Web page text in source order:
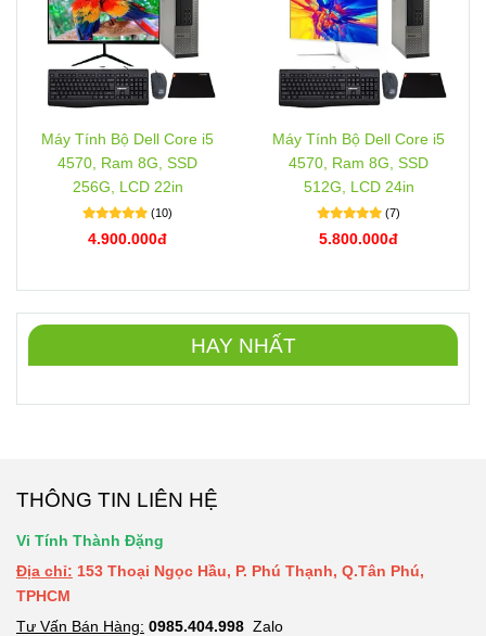
Máy Tính Bộ Dell Core i5
4570, Ram 8G, SSD
256G, LCD 22in
(10)
4.900.000đ
Máy Tính Bộ Dell Core i5
4570, Ram 8G, SSD
512G, LCD 24in
(7)
5.800.000đ
HAY NHẤT
THÔNG TIN LIÊN HỆ
Vi Tính Thành Đặng
Địa chỉ: 153 Thoại Ngọc Hầu, P. Phú Thạnh, Q.Tân Phú,
TPHCM
Tư Vấn Bán Hàng: 0985.404.998 Zalo